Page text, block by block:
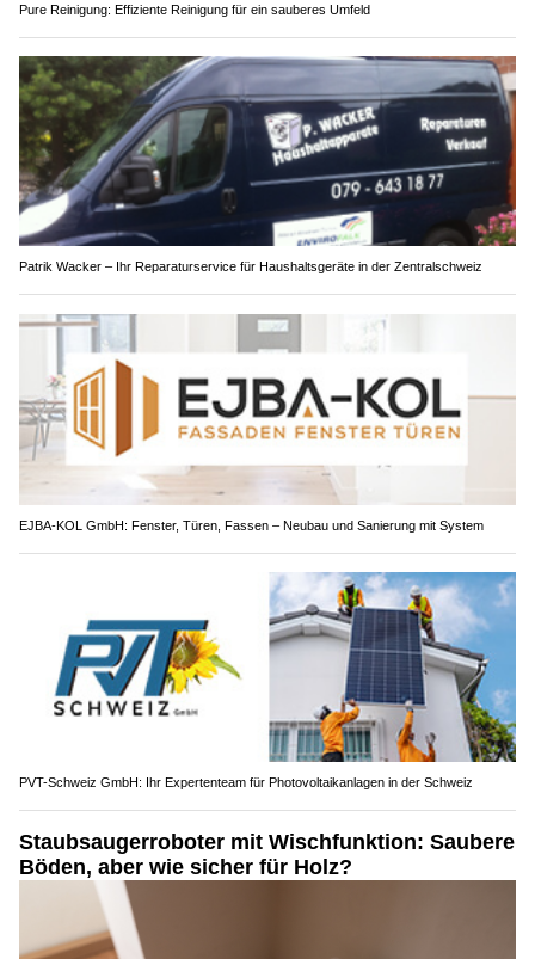
Pure Reinigung: Effiziente Reinigung für ein sauberes Umfeld
Patrik Wacker – Ihr Reparaturservice für Haushaltsgeräte in der Zentralschweiz
EJBA-KOL GmbH: Fenster, Türen, Fassen – Neubau und Sanierung mit System
PVT-Schweiz GmbH: Ihr Expertenteam für Photovoltaikanlagen in der Schweiz
Staubsaugerroboter mit Wischfunktion: Saubere
Böden, aber wie sicher für Holz?